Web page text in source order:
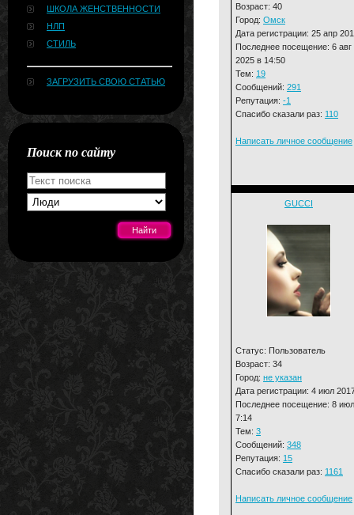
ШКОЛА ЖЕНСТВЕННОСТИ
НЛП
СТИЛЬ
ЗАГРУЗИТЬ СВОЮ СТАТЬЮ
Поиск по сайту
Возраст: 40
Город: Омск
Дата регистрации: 25 апр
Последнее посещение: 6 авг
2025 в 14:50
Тем: 19
Сообщений: 291
Репутация: -1
Спасибо сказали раз: 110
Написать личное сообщение
GUCCI
Статус: Пользователь
Возраст: 34
Город: не указан
Дата регистрации: 4 июл
Последнее посещение: 8
7:14
Тем: 3
Сообщений: 348
Репутация: 15
Спасибо сказали раз: 1161
Написать личное сообщение